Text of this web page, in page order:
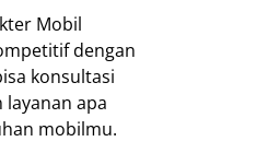
Mobil
dengan
konsultasi
apa
mobilmu.